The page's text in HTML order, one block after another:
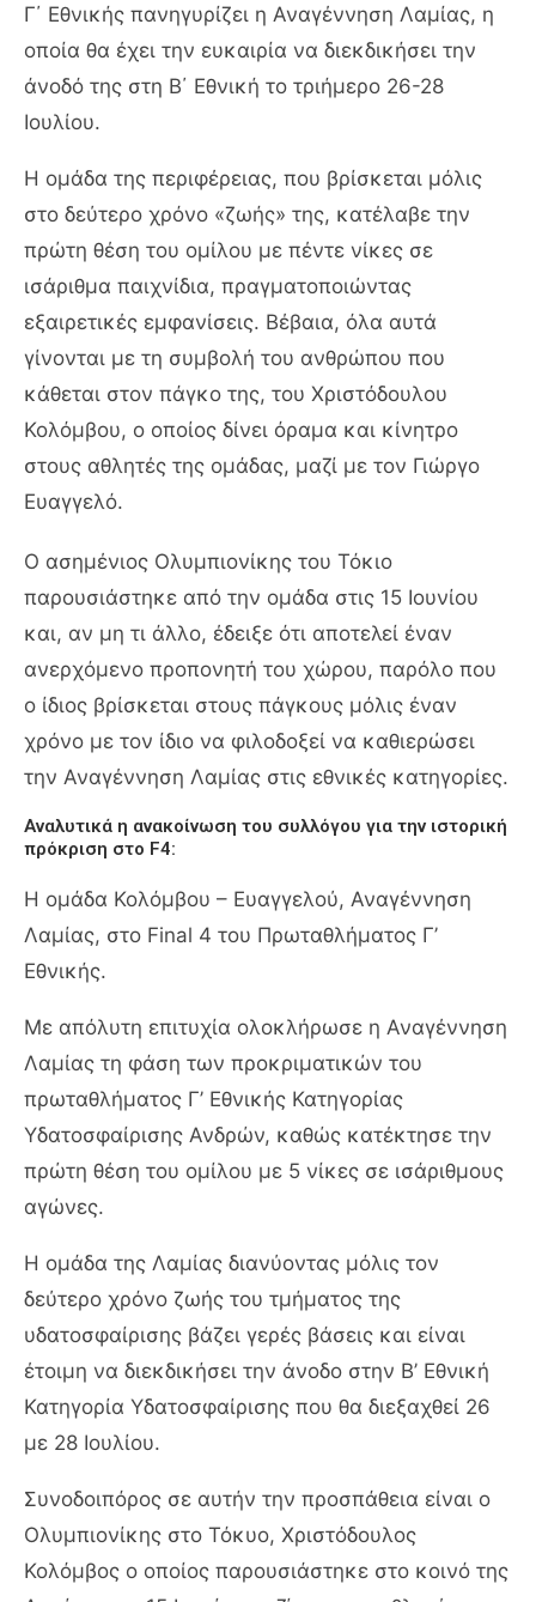
Γ΄ Εθνικής πανηγυρίζει η Αναγέννηση Λαμίας, η
οποία θα έχει την ευκαιρία να διεκδικήσει την
άνοδό της στη Β΄ Εθνική το τριήμερο 26-28
Ιουλίου.
Η ομάδα της περιφέρειας, που βρίσκεται μόλις
στο δεύτερο χρόνο «ζωής» της, κατέλαβε την
πρώτη θέση του ομίλου με πέντε νίκες σε
ισάριθμα παιχνίδια, πραγματοποιώντας
εξαιρετικές εμφανίσεις. Βέβαια, όλα αυτά
γίνονται με τη συμβολή του ανθρώπου που
κάθεται στον πάγκο της, του Χριστόδουλου
Κολόμβου, ο οποίος δίνει όραμα και κίνητρο
στους αθλητές της ομάδας, μαζί με τον Γιώργο
Ευαγγελό.
Ο ασημένιος Ολυμπιονίκης του Τόκιο
παρουσιάστηκε από την ομάδα στις 15 Ιουνίου
και, αν μη τι άλλο, έδειξε ότι αποτελεί έναν
ανερχόμενο προπονητή του χώρου, παρόλο που
ο ίδιος βρίσκεται στους πάγκους μόλις έναν
χρόνο με τον ίδιο να φιλοδοξεί να καθιερώσει
την Αναγέννηση Λαμίας στις εθνικές κατηγορίες.
Αναλυτικά η ανακοίνωση του συλλόγου για την ιστορική
πρόκριση στο F4:
Η ομάδα Κολόμβου – Ευαγγελού, Αναγέννηση
Λαμίας, στο Final 4 του Πρωταθλήματος Γ’
Εθνικής.
Με απόλυτη επιτυχία ολοκλήρωσε η Αναγέννηση
Λαμίας τη φάση των προκριματικών του
πρωταθλήματος Γ’ Εθνικής Κατηγορίας
Υδατοσφαίρισης Ανδρών, καθώς κατέκτησε την
πρώτη θέση του ομίλου με 5 νίκες σε ισάριθμους
αγώνες.
Η ομάδα της Λαμίας διανύοντας μόλις τον
δεύτερο χρόνο ζωής του τμήματος της
υδατοσφαίρισης βάζει γερές βάσεις και είναι
έτοιμη να διεκδικήσει την άνοδο στην Β’ Εθνική
Κατηγορία Υδατοσφαίρισης που θα διεξαχθεί 26
με 28 Ιουλίου.
Συνοδοιπόρος σε αυτήν την προσπάθεια είναι ο
Ολυμπιονίκης στο Τόκυο, Χριστόδουλος
Κολόμβος ο οποίος παρουσιάστηκε στο κοινό της